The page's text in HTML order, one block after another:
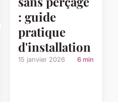
: guide
pratique
d'installation
15 janvier 2026 6 min